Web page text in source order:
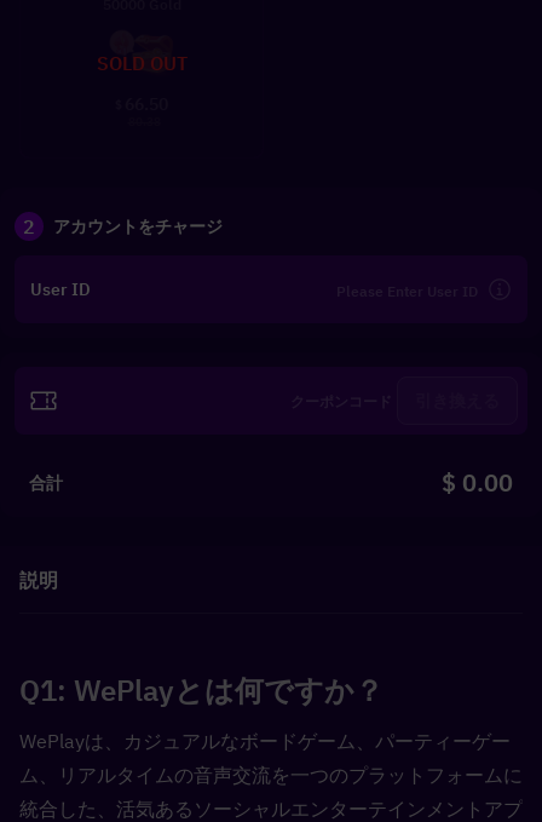
SOLD OUT
2 アカウントをチャージ
User ID
合計 $ 0.00
説明
Q1: WePlayとは何ですか？
WePlayは、カジュアルなボードゲーム、パーティーゲー
ム、リアルタイムの音声交流を一つのプラットフォームに
統合した、活気あるソーシャルエンターテインメントアプ